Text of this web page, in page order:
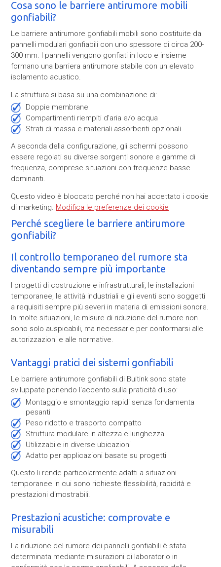
Cosa sono le barriere antirumore mobili
gonfiabili?
Le barriere antirumore gonfiabili mobili sono costituite da
pannelli modulari gonfiabili con uno spessore di circa 200-
300 mm. I pannelli vengono gonfiati in loco e insieme
formano una barriera antirumore stabile con un elevato
isolamento acustico.
La struttura si basa su una combinazione di:
doppie membrane
compartimenti riempiti d'aria e/o acqua
strati di massa e materiali assorbenti opzionali
A seconda della configurazione, gli schermi possono
essere regolati su diverse sorgenti sonore e gamme di
frequenza, comprese situazioni con frequenze basse
dominanti.
Questo video è bloccato perché non hai accettato i cookie
di marketing. Modifica le preferenze dei cookie
Perché scegliere le barriere antirumore
gonfiabili?
Il controllo temporaneo del rumore sta
diventando sempre più importante
I progetti di costruzione e infrastrutturali, le installazioni
temporanee, le attività industriali e gli eventi sono soggetti
a requisiti sempre più severi in materia di emissioni sonore.
In molte situazioni, le misure di riduzione del rumore non
sono solo auspicabili, ma necessarie per conformarsi alle
autorizzazioni e alle normative.
Vantaggi pratici dei sistemi gonfiabili
Le barriere antirumore gonfiabili di Buitink sono state
sviluppate ponendo l'accento sulla praticità d'uso:
Montaggio e smontaggio rapidi senza fondamenta
pesanti
peso ridotto e trasporto compatto
Struttura modulare in altezza e lunghezza
Utilizzabile in diverse ubicazioni
Adatto per applicazioni basate su progetti
Questo li rende particolarmente adatti a situazioni
temporanee in cui sono richieste flessibilità, rapidità e
prestazioni dimostrabili.
Prestazioni acustiche: comprovate e
misurabili
La riduzione del rumore dei pannelli gonfiabili è stata
determinata mediante misurazioni di laboratorio in